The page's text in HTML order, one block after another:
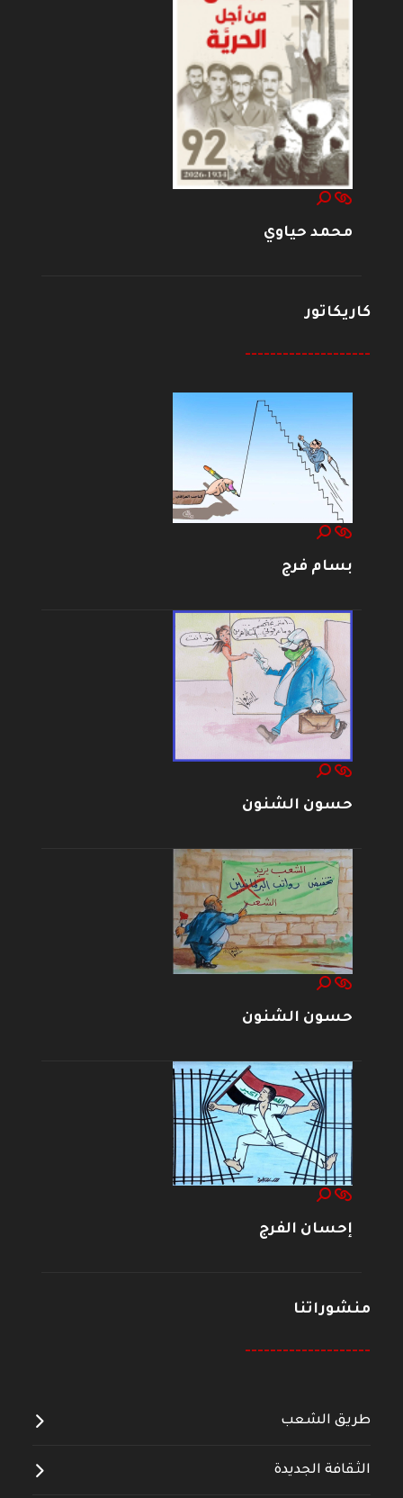
محمد حياوي
كاريكاتور
--------------------
بسام فرج
حسون الشنون
حسون الشنون
إحسان الفرج
منشوراتنا
--------------------
طريق الشعب
الثقافة الجديدة